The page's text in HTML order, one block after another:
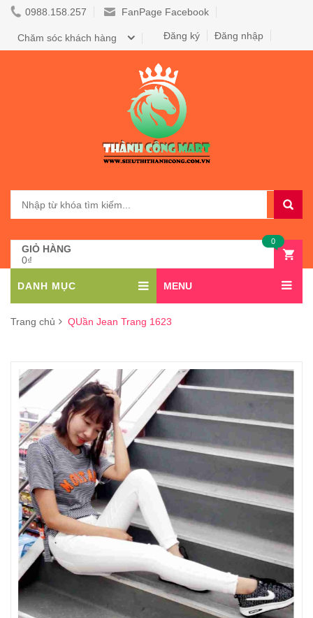
0988.158.257 FanPage Facebook
Đăng nhập
Đăng ký
Chăm sóc khách hàng
GIỎ HÀNG
0₫
0
DANH MỤC MENU
Trang chủ QUần Jean Trang 1623